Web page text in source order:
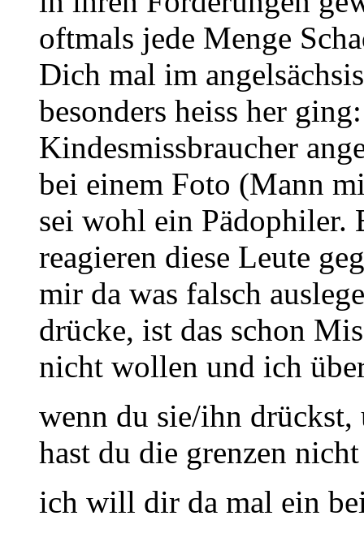
oftmals jede Menge
Dich mal im
besonders heiss her
Kindesmissbraucher
bei einem Foto (Mann
sei wohl ein Pädophiler.
reagieren diese Leute
mir da was falsch
drücke, ist das schon
nicht wollen und ich
wenn du sie/ihn drückst,
hast du die grenzen
ich will dir da mal ein